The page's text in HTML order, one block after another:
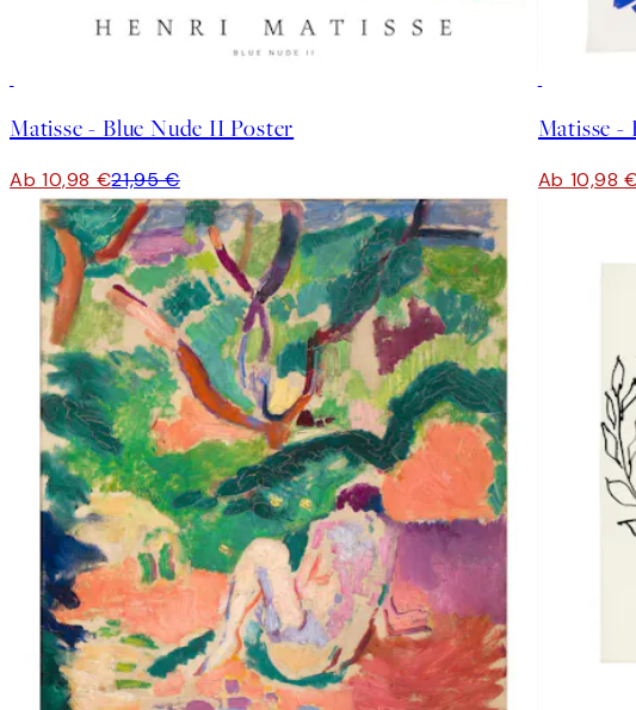
Matisse - Blue Nude II Poster
Ab 10,98 €21,95 €
Matisse -
Ab 10,98